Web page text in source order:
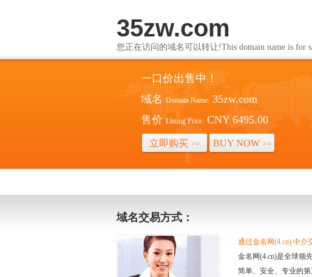
35zw.com
您正在访问的域名可以转让!This domain name is for
一口价出售中！
域名 Domain Name: 35zw.com
售价 Listing Price: CNY 6495.00
立即购买 >> BUY NOW >>
域名交易方式：
通过金名网(4.cn) 中介
金名网(4.cn)是全球领
简单、安全、专业的